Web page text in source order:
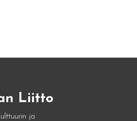
Liitto
ja